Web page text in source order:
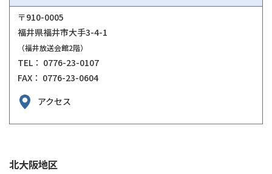
〒910-0005
福井県福井市大手3-4-1
（福井放送会館2階）
TEL： 0776-23-0107
FAX： 0776-23-0604
アクセス
北大阪地区